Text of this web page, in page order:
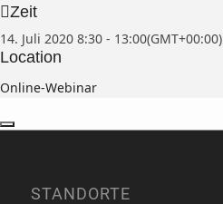
Zeit
14. Juli 2020 8:30 - 13:00(GMT+00:00)
Location
Online-Webinar
STANDORTE